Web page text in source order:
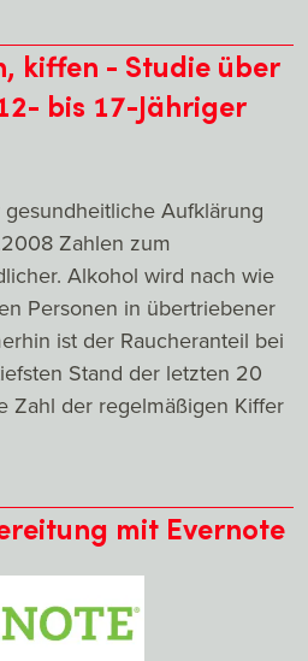
kiffen - Studie über
bis 17-Jähriger
Aufklärung
Zahlen zum
Alkohol wird nach wie
Personen in übertriebener
ist der Raucheranteil bei
Stand der letzten 20
Zahl der regelmäßigen Kiffer
mit Evernote